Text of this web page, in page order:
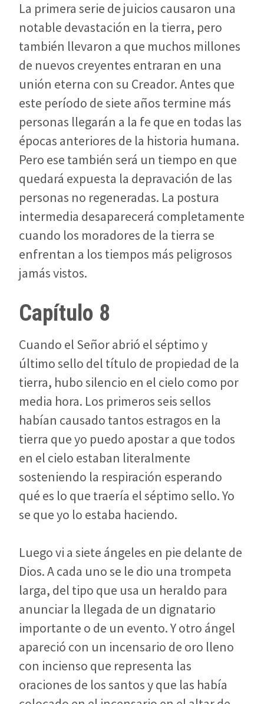
La primera serie de juicios causaron una
notable devastación en la tierra, pero
también llevaron a que muchos millones
de nuevos creyentes entraran en una
unión eterna con su Creador. Antes que
este período de siete años termine más
personas llegarán a la fe que en todas las
épocas anteriores de la historia humana.
Pero ese también será un tiempo en que
quedará expuesta la depravación de las
personas no regeneradas. La postura
intermedia desaparecerá completamente
cuando los moradores de la tierra se
enfrentan a los tiempos más peligrosos
jamás vistos.
Capítulo 8
Cuando el Señor abrió el séptimo y
último sello del título de propiedad de la
tierra, hubo silencio en el cielo como por
media hora. Los primeros seis sellos
habían causado tantos estragos en la
tierra que yo puedo apostar a que todos
en el cielo estaban literalmente
sosteniendo la respiración esperando
qué es lo que traería el séptimo sello. Yo
se que yo lo estaba haciendo.
Luego vi a siete ángeles en pie delante de
Dios. A cada uno se le dio una trompeta
larga, del tipo que usa un heraldo para
anunciar la llegada de un dignatario
importante o de un evento. Y otro ángel
apareció con un incensario de oro lleno
con incienso que representa las
oraciones de los santos y que las había